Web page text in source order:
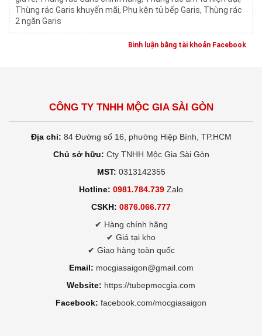
Thùng rác Garis khuyến mãi, Phụ kện tủ bếp Garis, Thùng rác
2 ngăn Garis
Bình luận bằng tài khoản Facebook
CÔNG TY TNHH MỘC GIA SÀI GÒN
Địa chỉ: 84 Đường số 16, phường Hiệp Bình, TP.HCM
Chủ sở hữu: Cty TNHH Mộc Gia Sài Gòn
MST: 0313142355
Hotline: 0981.784.739 Zalo
CSKH: 0876.066.777
✔ Hàng chính hãng
✔ Giá tại kho
✔ Giao hàng toàn quốc
Email: mocgiasaigon@gmail.com
Website: https://tubepmocgia.com
Facebook: facebook.com/mocgiasaigon